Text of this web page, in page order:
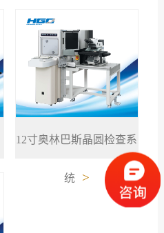
12寸奥林巴斯晶圆检查系
统 >